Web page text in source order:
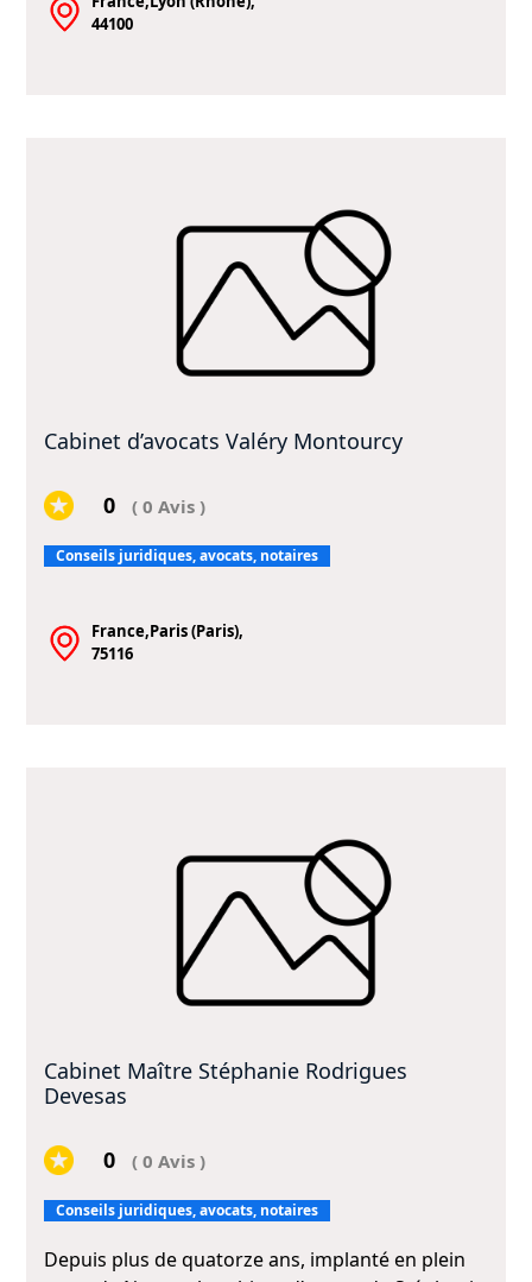
44100
Cabinet d’avocats Valéry Montourcy
0 ( 0 Avis )
Conseils juridiques, avocats, notaires
France,Paris (Paris),
75116
Cabinet Maître Stéphanie Rodrigues
Devesas
0 ( 0 Avis )
Conseils juridiques, avocats, notaires
Depuis plus de quatorze ans, implanté en plein